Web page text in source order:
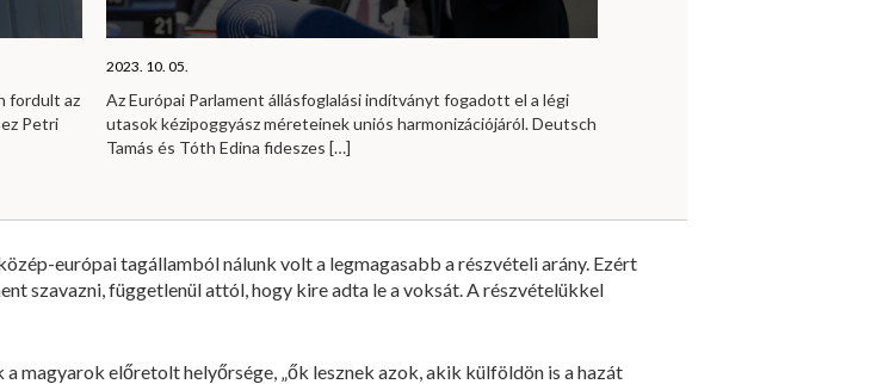
fordult az
Petri
2023. 10. 05.
Az Európai Parlament állásfoglalási indítványt fogadott el a légi
utasok kézipoggyász méreteinek uniós harmonizációjáról. Deutsch
Tamás és Tóth Edina fideszes […]
európai tagállamból nálunk volt a legmagasabb a részvételi arány. Ezért
szavazni, függetlenül attól, hogy kire adta le a voksát. A részvételükkel
magyarok előretolt helyőrsége, „ők lesznek azok, akik külföldön is a hazát